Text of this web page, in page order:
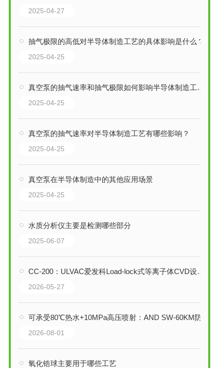
2025-04-27
抽气极限的高低对半导体制造工艺的具体影响是什么？
2025-04-25
真空泵的抽气速率和抽气极限如何影响半导体制造工艺？
2025-04-25
真空泵的抽气速率对半导体制造工艺有哪些影响？
2025-04-25
真空泵在半导体制造中的其他应用场景
2025-04-25
水质分析仪主要是检测哪些部分
2025-06-07
CC-200：ULVAC爱发科Load-lock式等离子体CVD设备的技术解析
2026-05-27
可承受80℃热水+10MPa高压喷射：AND SW-60KM防水平台秤技术详解
2026-08-01
氧化锆球主要用于哪些工艺